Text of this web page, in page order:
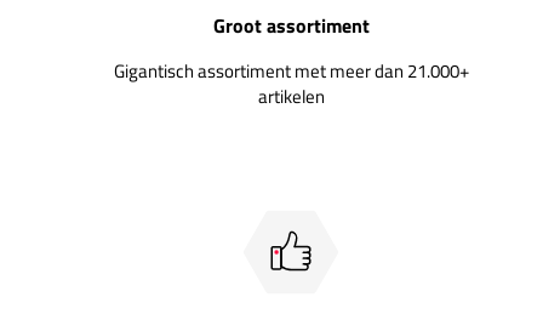
Groot assortiment
Gigantisch assortiment met meer dan 21.000+
artikelen